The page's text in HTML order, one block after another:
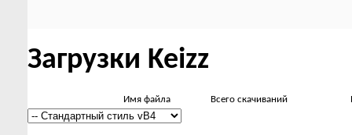
Загрузки Keizz
Имя файла Всего скачиваний